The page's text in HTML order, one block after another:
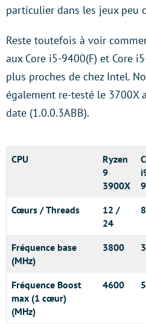
particulier dans les jeux peu
Reste toutefois à voir
aux Core i5-9400(F) et Core
plus proches de chez Intel.
également re-testé le 3700X
date (1.0.0.3ABB).
CPU
Ryzen
9
3900X
Cœurs / Threads
12 /
24
Fréquence base
(MHz)
3800
Fréquence Boost
max (1 cœur)
(MHz)
4600